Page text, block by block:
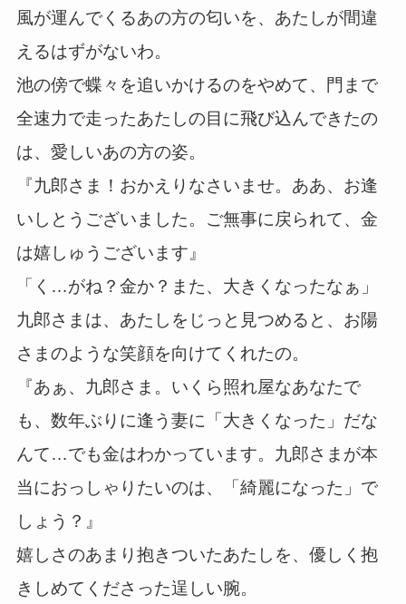
風が運んでくるあの方の匂いを、あたしが間違
えるはずがないわ。
池の傍で蝶々を追いかけるのをやめて、門まで
全速力で走ったあたしの目に飛び込んできたの
は、愛しいあの方の姿。
『九郎さま！おかえりなさいませ。ああ、お逢
いしとうございました。ご無事に戻られて、金
は嬉しゅうございます』
「く…がね？金か？また、大きくなったなぁ」
九郎さまは、あたしをじっと見つめると、お陽
さまのような笑顔を向けてくれたの。
『あぁ、九郎さま。いくら照れ屋なあなたで
も、数年ぶりに逢う妻に「大きくなった」だな
んて…でも金はわかっています。九郎さまが本
当におっしゃりたいのは、「綺麗になった」で
しょう？』
嬉しさのあまり抱きついたあたしを、優しく抱
きしめてくださった逞しい腕。